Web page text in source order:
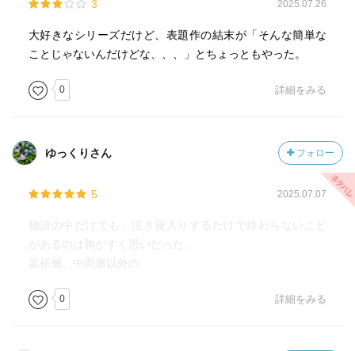
3 2025.07.26
大好きなシリーズだけど、表題作の結末が「そんな簡単な
ことじゃないんだけどな、、、」とちょっともやった。
0 詳細をみる
ゆっくりさん フォロー
5 2025.07.07
物語の中だけでも、泣き寝入りするだけで終わらないこと
があるのは胸がすく思いだった。
富裕層、中間層以外の
0 詳細をみる